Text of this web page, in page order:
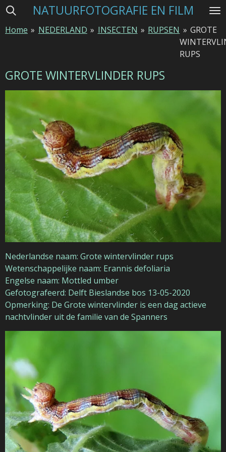
Ga
naar
NATUURFOTOGRAFIE EN FILM
Home » NEDERLAND » INSECTEN » RUPSEN » GROTE
RUPS
GROTE WINTERVLINDER RUPS
Nederlandse naam: Grote wintervlinder rups
Wetenschappelijke naam: Erannis defoliaria
Engelse naam: Mottled umber
Gefotografeerd: Delft Bieslandse bos 13-05-2020
Opmerking: De Grote wintervlinder is een dag actieve
nachtvlinder uit de familie van de Spanners